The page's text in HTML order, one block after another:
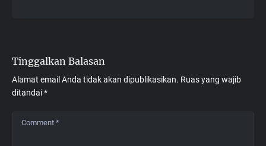
Tinggalkan Balasan
Alamat email Anda tidak akan dipublikasikan. Ruas yang wajib
ditandai*